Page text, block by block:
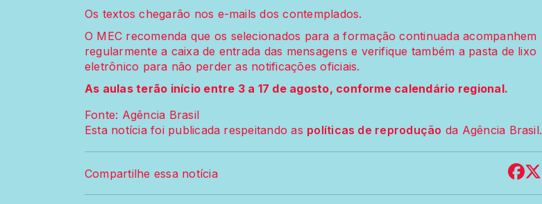
Os textos chegarão nos e-mails dos contemplados.
O MEC recomenda que os selecionados para a formação continuada acompanhem
regularmente a caixa de entrada das mensagens e verifique também a pasta de lixo
eletrônico para não perder as notificações oficiais.
As aulas terão início entre 3 a 17 de agosto, conforme calendário regional.
Fonte: Agência Brasil
Esta notícia foi publicada respeitando as políticas de reprodução da Agência Brasil.
Compartilhe essa notícia